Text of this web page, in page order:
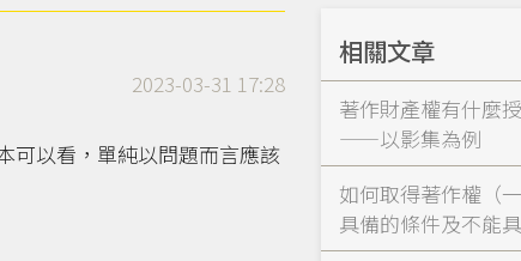
2023-03-31 17:28
可以看，單純以問題而言應該
相關文章
著作財產權有什麼
——以影集為例
如何取得著作權（
具備的條件及不能